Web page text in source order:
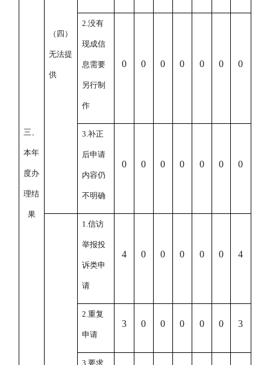
三、
本年
度办
理结
果
（四）
无法提
供
2. 没有
现成信
息需要
另行制
作
0 0 0 0 0 0 0
3. 补正
后申请
内容仍
不明确
0 0 0 0 0 0 0
1. 信访
举报投
诉类申
请
4 0 0 0 0 0 4
2. 重复
申请
3 0 0 0 0 0 3
3. 要求